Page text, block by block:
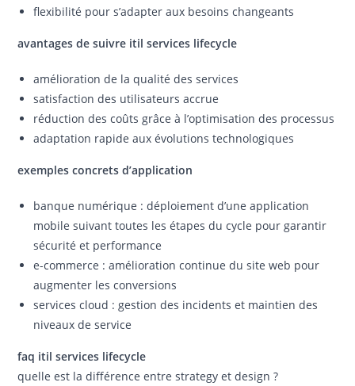
flexibilité pour s’adapter aux besoins changeants
avantages de suivre itil services lifecycle
amélioration de la qualité des services
satisfaction des utilisateurs accrue
réduction des coûts grâce à l’optimisation des processus
adaptation rapide aux évolutions technologiques
exemples concrets d’application
banque numérique : déploiement d’une application
mobile suivant toutes les étapes du cycle pour garantir
sécurité et performance
e-commerce : amélioration continue du site web pour
augmenter les conversions
services cloud : gestion des incidents et maintien des
niveaux de service
faq itil services lifecycle
quelle est la différence entre strategy et design ?